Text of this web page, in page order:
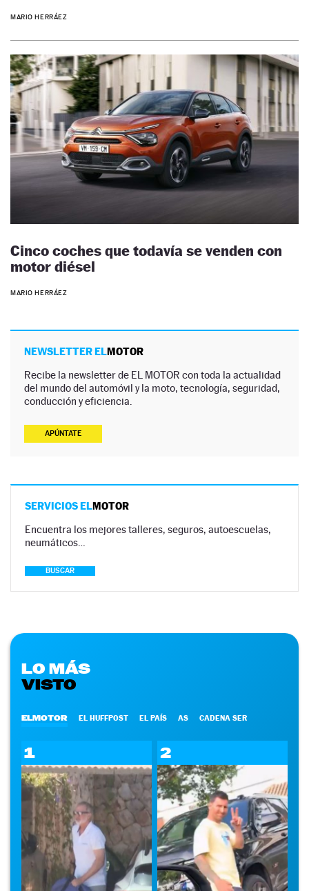
MARIO HERRÁEZ
Cinco coches que todavía se venden con
motor diésel
MARIO HERRÁEZ
NEWSLETTER ELMOTOR
Recibe la newsletter de EL MOTOR con toda la actualidad
del mundo del automóvil y la moto, tecnología, seguridad,
conducción y eficiencia.
APÚNTATE
SERVICIOS ELMOTOR
Encuentra los mejores talleres, seguros, autoescuelas,
neumáticos…
BUSCAR
LO MÁS
VISTO
ELMOTOR EL HUFFPOST EL PAÍS AS CADENA SER
1 2